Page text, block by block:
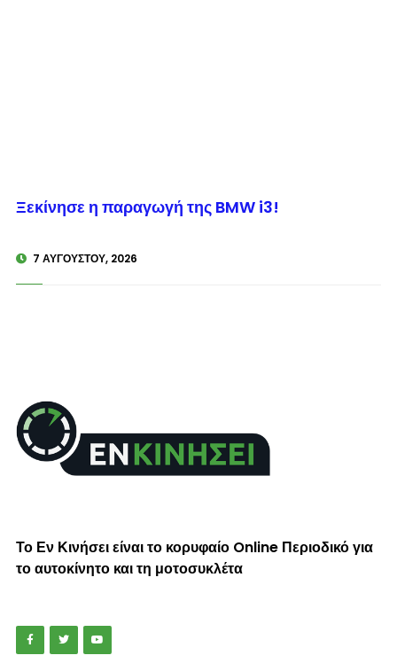
Ξεκίνησε η παραγωγή της BMW i3!
7 ΑΥΓΟΎΣΤΟΥ, 2026
Το Εν Κινήσει είναι το κορυφαίο Online Περιοδικό για
το αυτοκίνητο και τη μοτοσυκλέτα